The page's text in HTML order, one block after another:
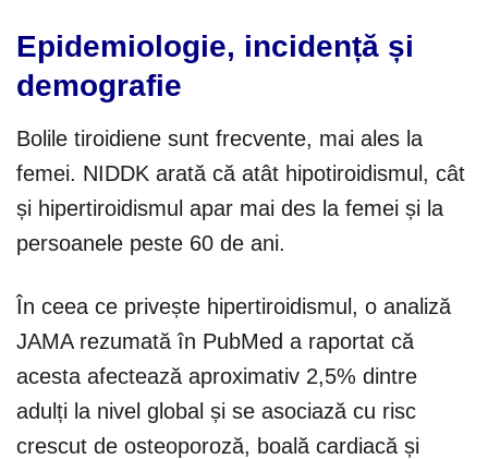
Epidemiologie, incidență și
demografie
Bolile tiroidiene sunt frecvente, mai ales la
femei. NIDDK arată că atât hipotiroidismul, cât
și hipertiroidismul apar mai des la femei și la
persoanele peste 60 de ani.
În ceea ce privește hipertiroidismul, o analiză
JAMA rezumată în PubMed a raportat că
acesta afectează aproximativ 2,5% dintre
adulți la nivel global și se asociază cu risc
crescut de osteoporoză, boală cardiacă și